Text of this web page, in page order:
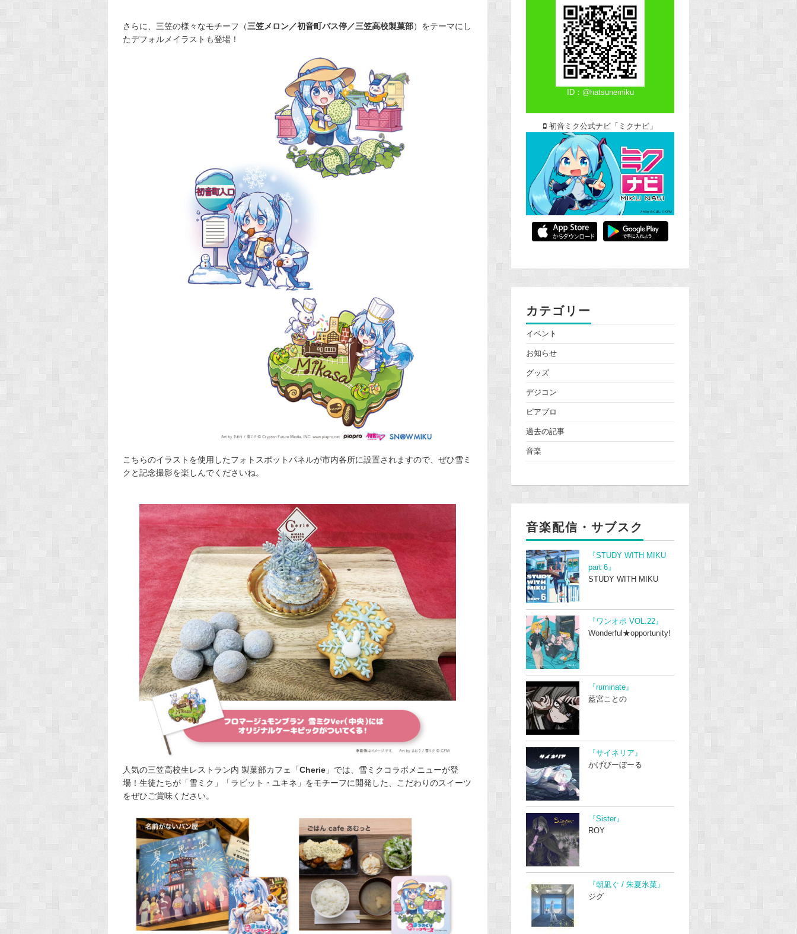
さらに、三笠の様々なモチーフ（三笠メロン／初音町バス停／三笠高校製菓部）をテーマにし
たデフォルメイラストも登場！
こちらのイラストを使用したフォトスポットパネルが市内各所に設置されますので、ぜひ雪ミ
クと記念撮影を楽しんでくださいね。
人気の三笠高校生レストラン内 製菓部カフェ「Cherie 」では、雪ミクコラボメニューが登
場！生徒たちが「雪ミク」「ラビット・ユキネ」をモチーフに開発した、こだわりのスイーツ
をぜひご賞味ください。
ID：@hatsunemiku
初音ミク公式ナビ「ミクナビ」
カテゴリー
イベント
お知らせ
グッズ
デジコン
ピアプロ
過去の記事
音楽
音楽配信・サブスク
『STUDY WITH MIKU
part 6』
STUDY WITH MIKU
『ワンオポ VOL.22』
Wonderful★opportunity!
『ruminate』
藍宮ことの
『サイネリア』
かげぴーぼーる
『Sister』
ROY
『朝凪ぐ / 朱夏氷菓』
ジグ